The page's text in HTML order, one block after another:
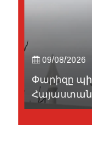
09/08/2026
Փարիզը